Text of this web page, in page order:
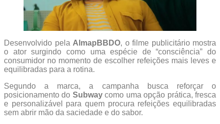
Desenvolvido pela AlmapBBDO, o filme publicitário mostra
o ator surgindo como uma espécie de “consciência” do
consumidor no momento de escolher refeições mais leves e
equilibradas para a rotina.
Segundo a marca, a campanha busca reforçar o
posicionamento do Subwaycomo uma opção prática, fresca
e personalizável para quem procura refeições equilibradas
sem abrir mão da saciedade e do sabor.